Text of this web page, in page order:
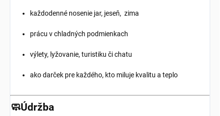
každodenné nosenie jar, jeseň, zima
prácu v chladných podmienkach
výlety, lyžovanie, turistiku či chatu
ako darček pre každého, kto miluje kvalitu a teplo
🧼Údržba